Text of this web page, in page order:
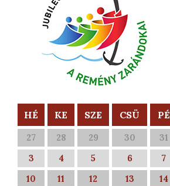
HÉ KE SZE CSÜ PÉ
27 28 29 30 31
3
4 5 6 7
10
11 12 13 14